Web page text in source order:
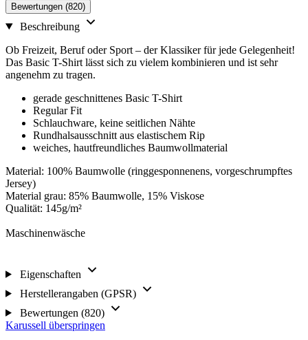
Bewertungen (820)
Beschreibung
Ob Freizeit, Beruf oder Sport – der Klassiker für jede Gelegenheit!
Das Basic T-Shirt lässt sich zu vielem kombinieren und ist sehr
angenehm zu tragen.
gerade geschnittenes Basic T-Shirt
Regular Fit
Schlauchware, keine seitlichen Nähte
Rundhalsausschnitt aus elastischem Rip
weiches, hautfreundliches Baumwollmaterial
Material: 100% Baumwolle (ringgesponnenens, vorgeschrumpftes
Jersey)
Material grau: 85% Baumwolle, 15% Viskose
Qualität: 145g/m²
Maschinenwäsche
Eigenschaften
Herstellerangaben (GPSR)
Bewertungen (820)
Karussell überspringen